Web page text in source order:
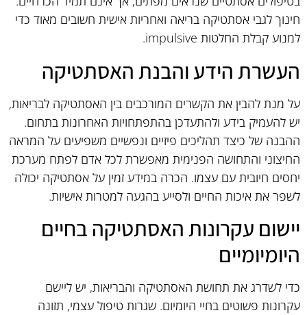
חינוך לגבי אסתטיקה בריאה ואחריות אישית חשובים מאוד כדי
למנוע קבלת החלטות impulsive.
העשרת הידע והבנת האסתטיקה
על מנת להבין את הקשרים המורכבים בין האסתטיקה לבריאות,
יש להעמיק בידע ולהתעדכן בהתפתחויות האחרונות בתחום.
ההבנה של כיצד תהליכים פיזיים ונפשיים משפיעים על המראה
החיצוני והתחושה הפנימית מאפשרת לכל אדם לפתח מערכת
יחסים חיובית עם עצמו. הכרה במידע זמין על אסתטיקה יכולה
לשפר את איכות החיים ולסייע בהגעה למטרות אישיות.
יישום עקרונות האסתטיקה בחיים
היומיומיים
כדי לשדרג את תחושת האסתטיקה והבריאות, יש ליישם
עקרונות פשוטים בחיי היומיום. שגרות טיפול עצמי, תזונה